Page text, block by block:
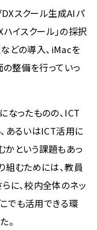
スクール生成AIパ
ハイスクール」の採択
どの導入、iMacを
整備を行っていっ
なったものの、ICT
あるいはICT活用に
という課題もあっ
組むためには、教員
に、校内全体のネッ
でも活用できる環
。